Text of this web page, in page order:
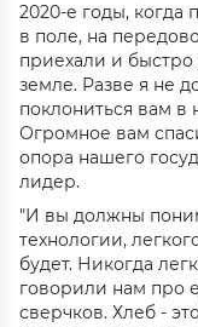
2020-е годы, когда
в поле, на
приехали и быстро
земле. Разве я не
поклониться вам в
Огромное вам
опора нашего
лидер.
"И вы должны
технологии,
будет. Никогда
говорили нам про
сверчков. Хлеб -